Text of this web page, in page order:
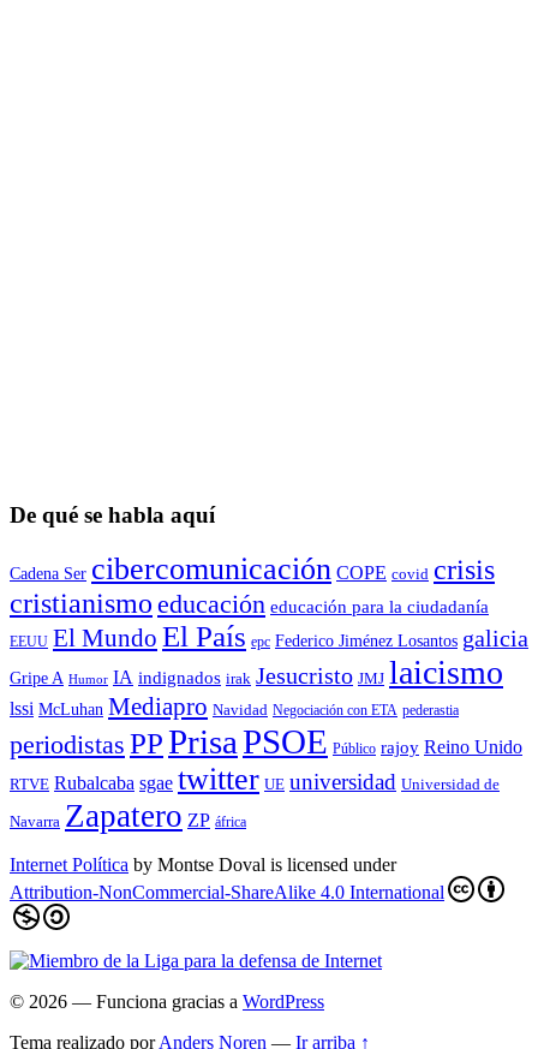
De qué se habla aquí
Cadena Ser cibercomunicación COPE covid crisis
cristianismo educación educación para la ciudadaní­a
EEUU El Mundo El País epc Federico Jiménez Losantos galicia
Gripe A Humor IA indignados irak Jesucristo JMJ laicismo
lssi McLuhan Mediapro Navidad Negociación con ETA pederastia
periodistas PPPrisaPSOE Público rajoy Reino Unido
RTVE Rubalcaba sgae twitter UE universidad Universidad de
Navarra Zapatero ZP áfrica
Internet Política by Montse Doval is licensed under
Attribution-NonCommercial-ShareAlike 4.0 International
© 2026 — Funciona gracias a WordPress
Tema realizado porAnders Noren — Ir arriba ↑